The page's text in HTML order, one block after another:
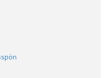
Kit #7/8